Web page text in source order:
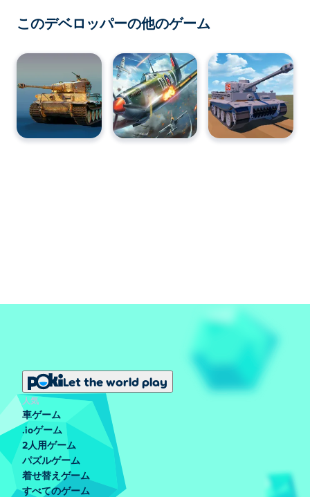
このデベロッパーの他のゲーム
Let the world play
人気
車ゲーム
.ioゲーム
2人用ゲーム
パズルゲーム
着せ替えゲーム
すべてのゲーム